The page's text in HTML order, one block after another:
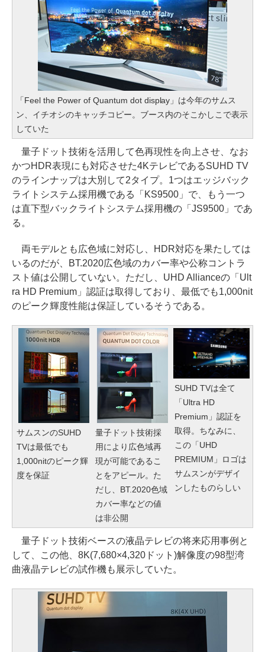
「Feel the Power of Quantum dot display」は今年のサムス
ン、イチオシのキャッチコピー。ブース内のそこかしこで表示
していた
量子ドット技術を活用して色再現性を向上させ、なお
かつHDR表現にも対応させた4KテレビであるSUHD TV
のラインナップは大別して2タイプ。1つはエッジバック
ライトシステム採用機である「KS9500」で、もう一つ
は直下型バックライトシステム採用機の「JS9500」であ
る。
両モデルとも広色域に対応し、HDR対応を果たしては
いるのだが、BT.2020広色域のカバー率や公称コントラ
スト値は公開していない。ただし、UHD Allianceの「Ult
ra HD Premium」認証は取得しており、最低でも1,000nit
のピーク輝度性能は保証しているそうである。
サムスンのSUHD
TVは最低でも
1,000nitのピーク輝
度を保証
量子ドット技術採
用により広色域再
現が可能であるこ
とをアピール。た
だし、BT.2020色域
カバー率などの値
は非公開
SUHD TVは全て
「Ultra HD
Premium」認証を
取得。ちなみに、
この「UHD
PREMIUM」ロゴは
サムスンがデザイ
ンしたものらしい
量子ドット技術ベースの液晶テレビの将来応用事例と
して、この他、8K(7,680×4,320ドット)解像度の98型湾
曲液晶テレビの試作機も展示していた。